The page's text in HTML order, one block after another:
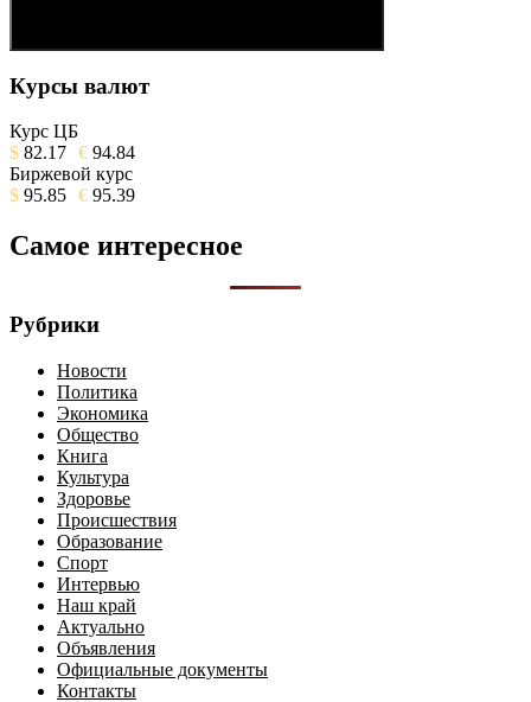
Поиск
Курсы валют
Курс ЦБ
$ 82.17 € 94.84
Биржевой курс
$ 95.85 € 95.39
Самое интересное
Рубрики
Новости
Политика
Экономика
Общество
Книга
Культура
Здоровье
Происшествия
Образование
Спорт
Интервью
Наш край
Актуально
Объявления
Официальные документы
Контакты